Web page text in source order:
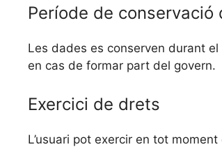
Període de conservació
Les dades es conserven durant
en cas de formar part del govern.
Exercici de drets
L’usuari pot exercir en tot